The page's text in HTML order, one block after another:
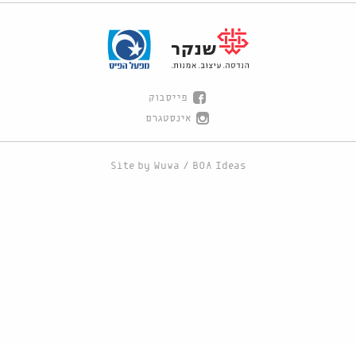
פייסבוק
אינסטגרם
Site by Wuwa / BOA Ideas